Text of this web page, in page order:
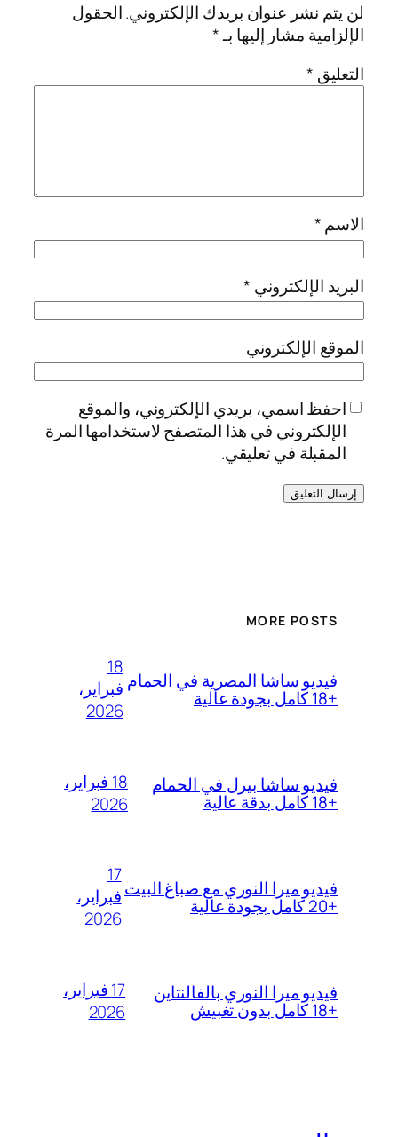
لن يتم نشر عنوان بريدك الإلكتروني.الحقول
الإلزامية مشار إليها بـ*
التعليق *
الاسم*
البريد الإلكتروني *
الموقع الإلكتروني
احفظ اسمي، بريدي الإلكتروني، والموقع
الإلكتروني في هذا المتصفح لاستخدامها المرة
المقبلة في تعليقي.
MORE POSTS
فيديو ساشا المصرية في الحمام
+18 كامل بجودة عالية
18
فبراير،
2026
فيديو ساشا بيرل في الحمام
+18 كامل بدقة عالية
18 فبراير،
2026
فيديو ميرا النوري مع صباغ البيت
+20 كامل بجودة عالية
17
فبراير،
2026
فيديو ميرا النوري بالفالنتاين
+18 كامل بدون تغبيش
17 فبراير،
2026